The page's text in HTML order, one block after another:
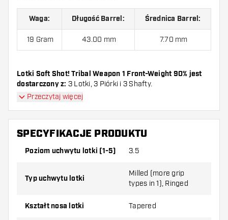
Waga: Długość Barrel: Średnica Barrel:
19 Gram 43.00 mm 7.70 mm
Lotki Soft Shot! Tribal Weapon 1 Front-Weight 90% jest
dostarczony z: 3 Lotki, 3 Piórki i 3 Shafty.
Przeczytaj więcej
SPECYFIKACJE PRODUKTU
Poziom uchwytu lotki (1-5) 3.5
Typ uchwytu lotki
Milled (more grip
types in 1), Ringed
Kształt nosa lotki Tapered